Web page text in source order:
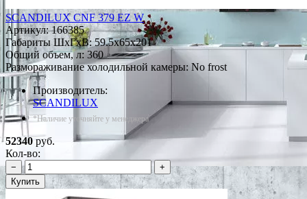
SCANDILUX CNF 379 EZ W
Артикул:166385
Габариты ШxГxВ: 59.5x65x201
Общий объем, л: 360
Размораживание холодильной камеры: No frost
Производитель:
SCANDILUX
*Наличие уточняйте у менеджера
52340руб.
Кол-во:
−
+
Купить